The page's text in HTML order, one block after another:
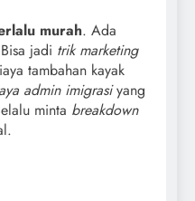
murah. Ada
jadi trik marketing
tambahan kayak
admin imigrasiyang
minta breakdown